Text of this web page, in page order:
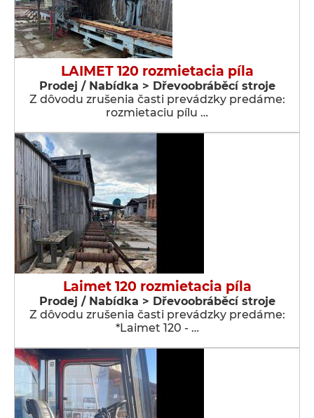
LAIMET 120 rozmietacia píla
Prodej / Nabídka > Dřevoobráběcí stroje
Z dôvodu zrušenia časti prevádzky predáme:
rozmietaciu pílu …
Laimet 120 rozmietacia píla
Prodej / Nabídka > Dřevoobráběcí stroje
Z dôvodu zrušenia časti prevádzky predáme:
*Laimet 120 - …